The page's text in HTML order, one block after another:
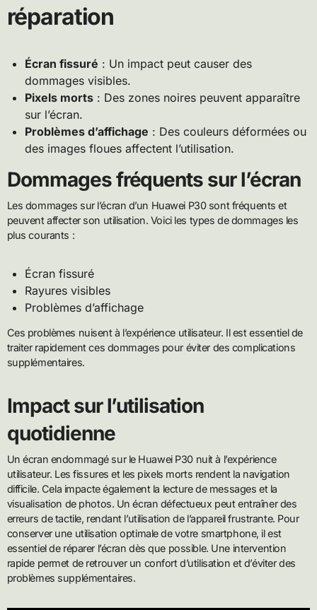
réparation
Écran fissuré : Un impact peut causer des
dommages visibles.
Pixels morts : Des zones noires peuvent apparaître
sur l’écran.
Problèmes d’affichage : Des couleurs déformées ou
des images floues affectent l’utilisation.
Dommages fréquents sur l’écran
Les dommages sur l’écran d’un Huawei P30 sont fréquents et
peuvent affecter son utilisation. Voici les types de dommages les
plus courants :
Écran fissuré
Rayures visibles
Problèmes d’affichage
Ces problèmes nuisent à l’expérience utilisateur. Il est essentiel de
traiter rapidement ces dommages pour éviter des complications
supplémentaires.
Impact sur l’utilisation
quotidienne
Un écran endommagé sur le Huawei P30 nuit à l’expérience
utilisateur. Les fissures et les pixels morts rendent la navigation
difficile. Cela impacte également la lecture de messages et la
visualisation de photos. Un écran défectueux peut entraîner des
erreurs de tactile, rendant l’utilisation de l’appareil frustrante. Pour
conserver une utilisation optimale de votre smartphone, il est
essentiel de réparer l’écran dès que possible. Une intervention
rapide permet de retrouver un confort d’utilisation et d’éviter des
problèmes supplémentaires.